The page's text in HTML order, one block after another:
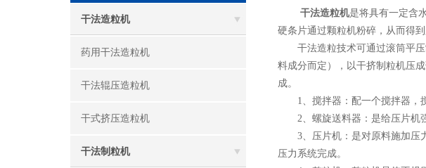
干法造粒机
药用干法造粒机
干法辊压造粒机
干式挤压造粒机
干法制粒机
干法造粒机是将具有一定含
硬条片通过颗粒机粉碎，从而得
干法造粒技术可通过滚筒平压
料成分而定），以干挤制粒机压
成。
1、搅拌器：配一个搅拌器，
2、螺旋送料器：是给压片机强
3、压片机：是对原料施加压力
压力系统完成。